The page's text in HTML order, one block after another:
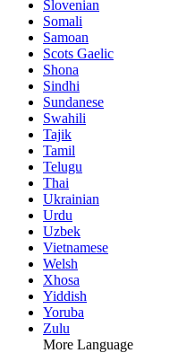
Slovenian
Somali
Samoan
Scots Gaelic
Shona
Sindhi
Sundanese
Swahili
Tajik
Tamil
Telugu
Thai
Ukrainian
Urdu
Uzbek
Vietnamese
Welsh
Xhosa
Yiddish
Yoruba
Zulu
More Language